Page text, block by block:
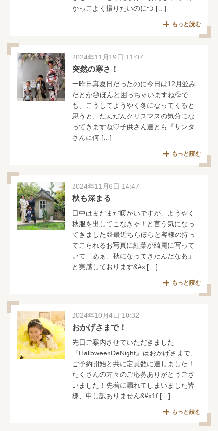
かっこよく撮りたいのにつ […]
もっと読む
2024年11月19日 11:07
突然の寒さ！
一昨日真夏日だったのに今日は12月並み
だとか😓ほんと困っちゃいますね💦で
も、こうしてようやく冬になってくると
思うと、だんだんクリスマスの気分にな
ってきますね♡子供さん達とも『サンタ
さんに何 […]
もっと読む
2024年11月6日 14:47
秋も深まる
日中はまだまだ暖かいですが、ようやく
秋服を出してこなきゃ！と言う気になっ
てきました😅最近ちらほらと客様の持っ
てこられるお写真に紅葉が綺麗に写って
いて「あぁ、秋になってきたんだなあ」
と実感しております&#x […]
もっと読む
2024年10月4日 10:32
おかげさまで！
先日ご案内させていただきました
『HalloweenDeNight』はおかげさまで、
ご予約開始と共に定員数に達しました！
たくさんの方々のご応募ありがとうござ
いました！先着に漏れてしまいました皆
様、申し訳ありません&#x1f […]
もっと読む